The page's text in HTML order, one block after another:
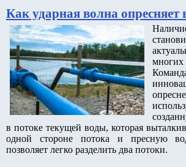
Как ударная волна опресняет
в потоке текущей воды, которая
одной стороне потока и пресную
позволяет легко разделить два потоки.